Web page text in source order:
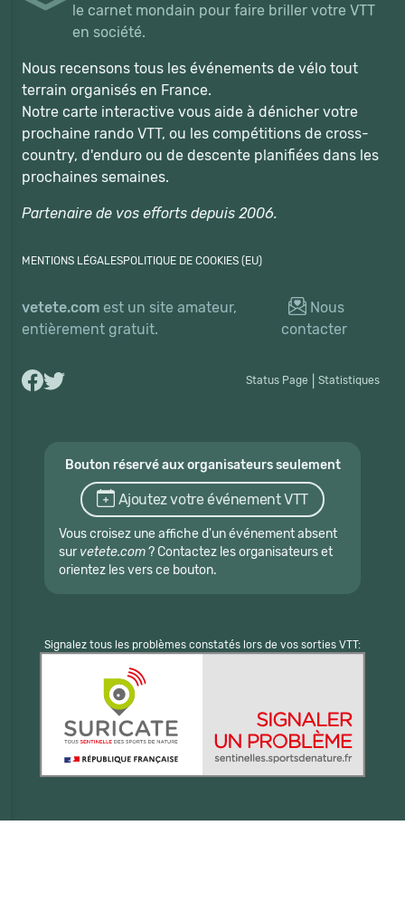
le carnet mondain pour faire briller votre VTT
en société.
Nous recensons tous les événements de vélo tout
terrain organisés en France.
Notre carte interactive vous aide à dénicher votre
prochaine rando VTT, ou les compétitions de cross-
country, d'enduro ou de descente planifiées dans les
prochaines semaines.
Partenaire de vos efforts depuis 2006.
MENTIONS LÉGALESPOLITIQUE DE COOKIES (EU)
vetete.com est un site amateur,
entièrement gratuit.
Nous
contacter
Status Page Statistiques
Bouton réservé aux organisateurs seulement
Ajoutez votre événement VTT
Vous croisez une affiche d'un événement absent
sur vetete.com? Contactez les organisateurs et
orientez les vers ce bouton.
Signalez tous les problèmes constatés lors de vos sorties VTT: